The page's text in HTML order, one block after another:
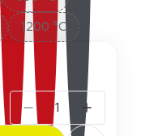
1200 °C